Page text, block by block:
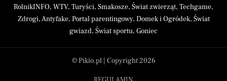
RolnikINFO, WTV, Turyści, Smakosze, Świat zwierząt, Techgame,
Zdrogi,Antyfake, Portal parentingowy, Domek i Ogródek, Świat
gwiazd, Świat sportu, Goniec
© Pikio.pl | Copyright 2026